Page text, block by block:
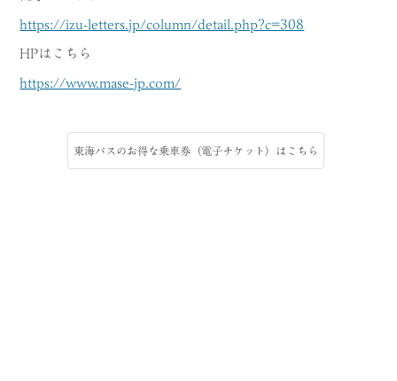
https://izu-letters.jp/column/detail.php?c=308
HPはこちら
https://www.mase-jp.com/
東海バスのお得な乗車券（電子チケット）はこちら